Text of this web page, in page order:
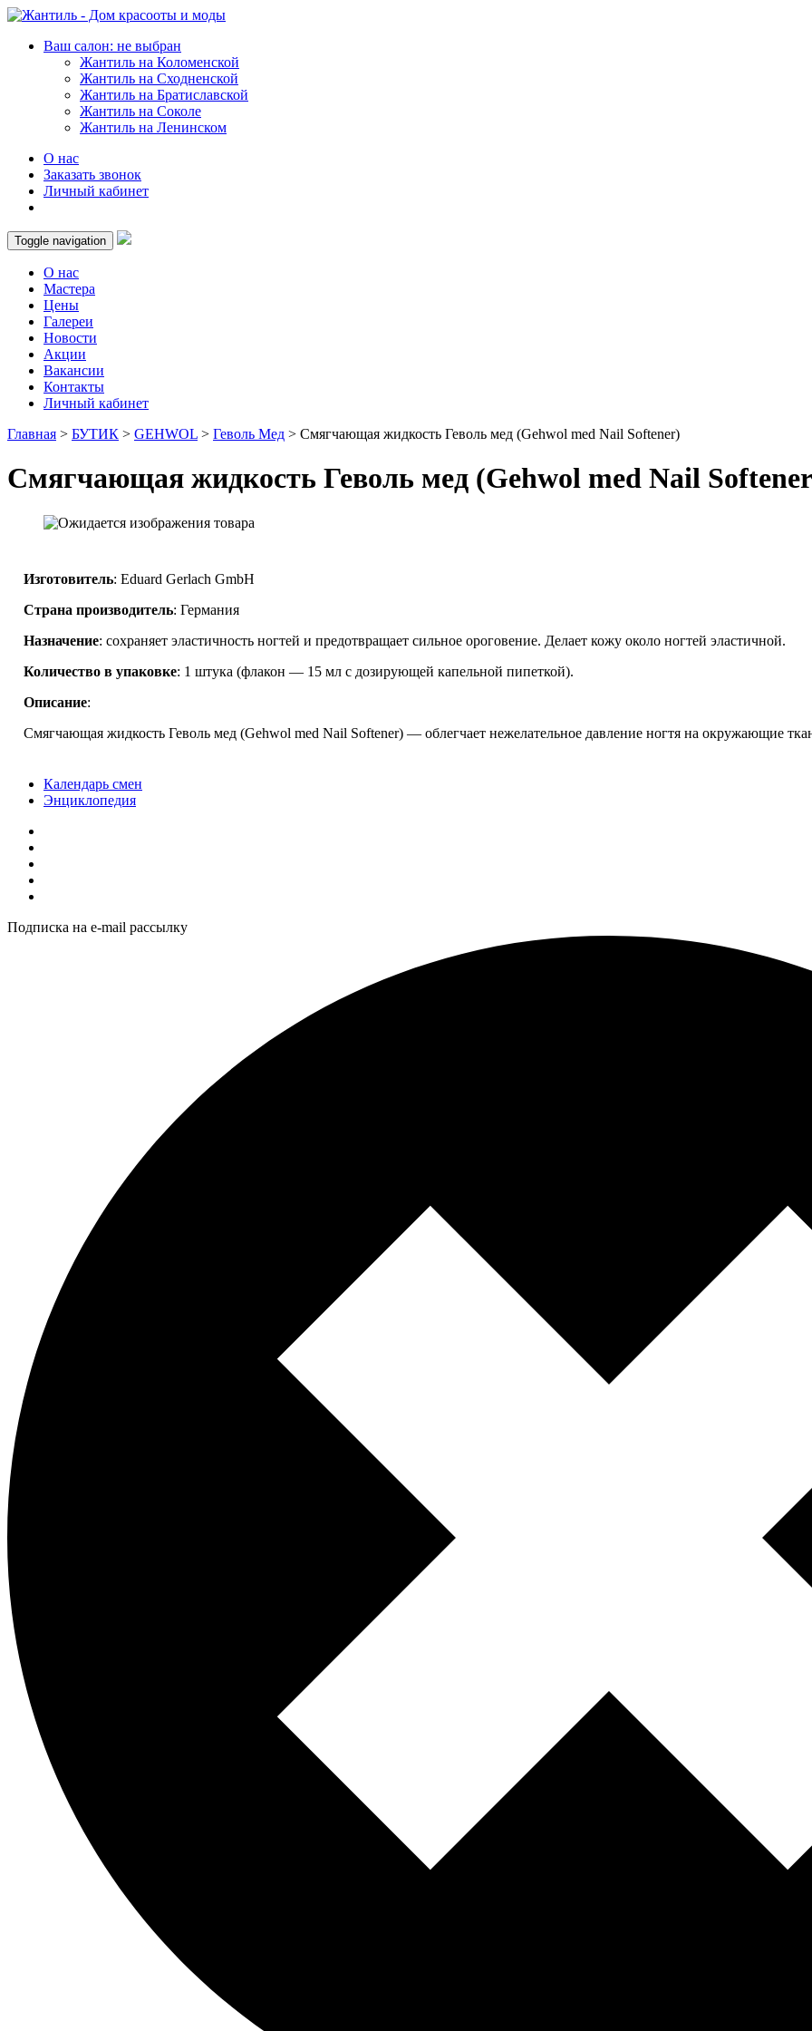
Ваш салон: не выбран
Жантиль на Коломенской
Жантиль на Сходненской
Жантиль на Братиславской
Жантиль на Соколе
Жантиль на Ленинском
О нас
Заказать звонок
Личный кабинет
Toggle navigation
О нас
Мастера
Цены
Галереи
Новости
Акции
Вакансии
Контакты
Личный кабинет
Главная > БУТИК > GEHWOL > Геволь Мед > Смягчающая жидкость Геволь мед (Gehwol med Nail Softener)
Смягчающая жидкость Геволь мед (Gehwol med Nail
Изготовитель: Eduard Gerlach GmbH
Страна производитель: Германия
Назначение: сохраняет эластичность ногтей и предотвращает сильное ороговение. Делает кожу около ногтей эластичной.
Количество в упаковке: 1 штука (флакон — 15 мл с дозирующей капельной пипеткой).
Описание:
Смягчающая жидкость Геволь мед (Gehwol med Nail Softener) — облегчает нежелательное давление ногтя на окружающие
Календарь смен
Энциклопедия
Подписка на e-mail рассылку